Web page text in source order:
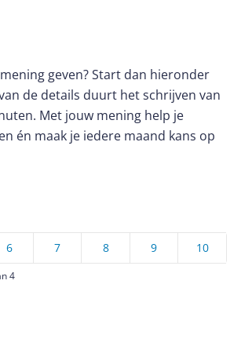
geven? Start dan hieronder
de details duurt het schrijven van
Met jouw mening help je
én maak je iedere maand kans op
10
9
8
7
6
4